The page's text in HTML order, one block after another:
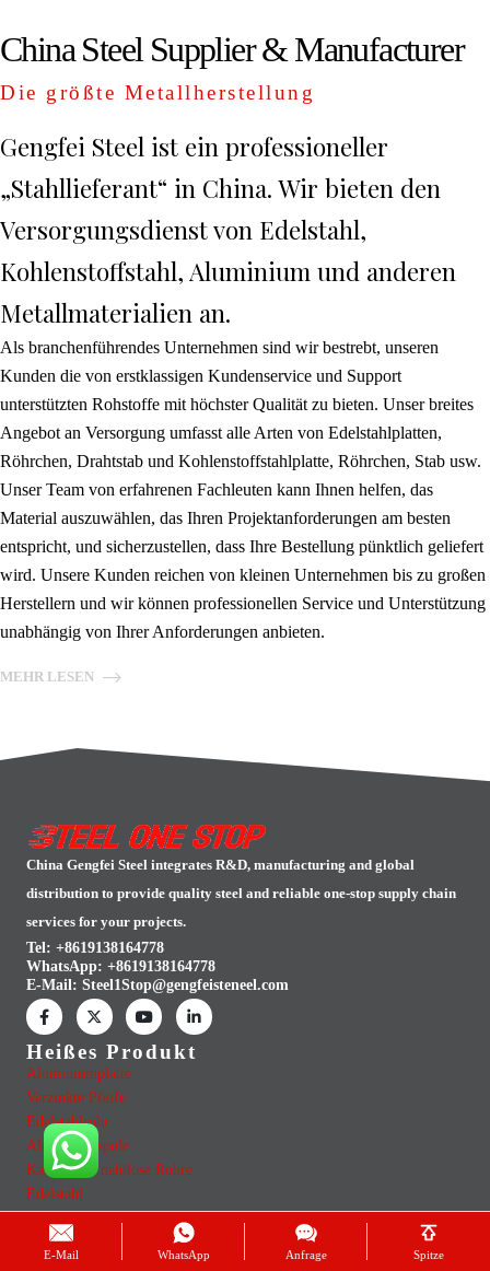
China Steel Supplier & Manufacturer
Die größte Metallherstellung
Gengfei Steel ist ein professioneller
„Stahllieferant“ in China. Wir bieten den
Versorgungsdienst von Edelstahl,
Kohlenstoffstahl, Aluminium und anderen
Metallmaterialien an.
Als branchenführendes Unternehmen sind wir bestrebt, unseren
Kunden die von erstklassigen Kundenservice und Support
unterstützten Rohstoffe mit höchster Qualität zu bieten. Unser breites
Angebot an Versorgung umfasst alle Arten von Edelstahlplatten,
Röhrchen, Drahtstab und Kohlenstoffstahlplatte, Röhrchen, Stab usw.
Unser Team von erfahrenen Fachleuten kann Ihnen helfen, das
Material auszuwählen, das Ihren Projektanforderungen am besten
entspricht, und sicherzustellen, dass Ihre Bestellung pünktlich geliefert
wird. Unsere Kunden reichen von kleinen Unternehmen bis zu großen
Herstellern und wir können professionellen Service und Unterstützung
unabhängig von Ihrer Anforderungen anbieten.
MEHR LESEN
E-Mail WhatsApp Anfrage Spitze
China Gengfei Steel integrates R&D, manufacturing and global
distribution to provide quality steel and reliable one-stop supply chain
services for your projects.
Tel: +8619138164778
WhatsApp: +8619138164778
E-Mail: Steel1Stop@gengfeisteneel.com
Heißes Produkt
Aluminiumplatte
Verzinkte Pfeife
Edelstahlrohr
Aluminiumspule
Karbelstahl nahtlose Rohre
Edelstahl
Nützliche Links
Kontaktieren Sie uns
Hinterlasse deine
Anfrage